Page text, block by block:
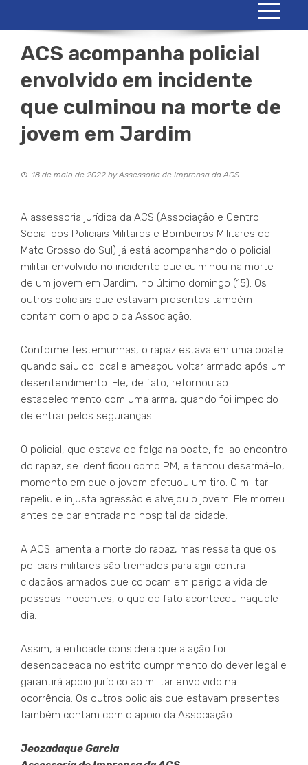
ACS acompanha policial
envolvido em incidente
que culminou na morte de
jovem em Jardim
18 de maio de 2022 byAssessoria de Imprensa da ACS
A assessoria jurídica da ACS (Associação e Centro
Social dos Policiais Militares e Bombeiros Militares de
Mato Grosso do Sul) já está acompanhando o policial
militar envolvido no incidente que culminou na morte
de um jovem em Jardim, no último domingo (15). Os
outros policiais que estavam presentes também
contam com o apoio da Associação.
Conforme testemunhas, o rapaz estava em uma boate
quando saiu do local e ameaçou voltar armado após um
desentendimento. Ele, de fato, retornou ao
estabelecimento com uma arma, quando foi impedido
de entrar pelos seguranças.
O policial, que estava de folga na boate, foi ao encontro
do rapaz, se identificou como PM, e tentou desarmá-lo,
momento em que o jovem efetuou um tiro. O militar
repeliu e injusta agressão e alvejou o jovem. Ele morreu
antes de dar entrada no hospital da cidade.
A ACS lamenta a morte do rapaz, mas ressalta que os
policiais militares são treinados para agir contra
cidadãos armados que colocam em perigo a vida de
pessoas inocentes, o que de fato aconteceu naquele
dia.
Assim, a entidade considera que a ação foi
desencadeada no estrito cumprimento do dever legal e
garantirá apoio jurídico ao militar envolvido na
ocorrência. Os outros policiais que estavam presentes
também contam com o apoio da Associação.
Jeozadaque Garcia